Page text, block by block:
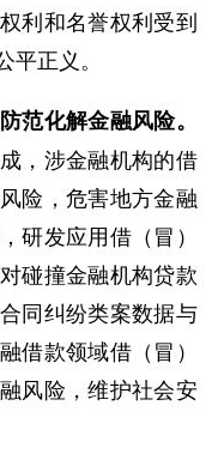
利和名誉权利受到
正义。
范化解金融风险。
，涉金融机构的借
险，危害地方金融
研发应用借（冒）
碰撞金融机构贷款
同纠纷类案数据与
借款领域借（冒）
风险，维护社会安